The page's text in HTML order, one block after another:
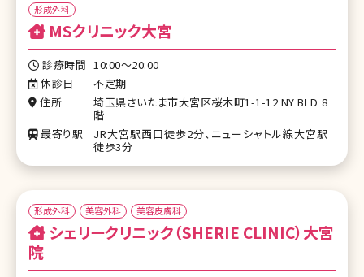
形成外科
MSクリニック大宮
診療時間 10:00～20:00
休診日
不定期
住所
埼玉県さいたま市大宮区桜木町1-1-12 NY BLD 8
階
最寄り駅
JR大宮駅西口徒歩2分、ニューシャトル線大宮駅
徒歩3分
形成外科 美容外科 美容皮膚科
院